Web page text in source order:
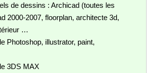
de dessins : Archicad (toutes les
2000-2007, floorplan, architecte 3d,
…
Photoshop, illustrator, paint,
3DS MAX